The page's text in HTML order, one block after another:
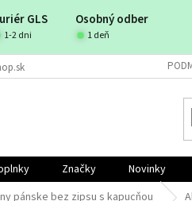
GLS Osobný odber
1-2 dni 1 deň
Značky Novinky
pánske bez zipsu s kapucňou